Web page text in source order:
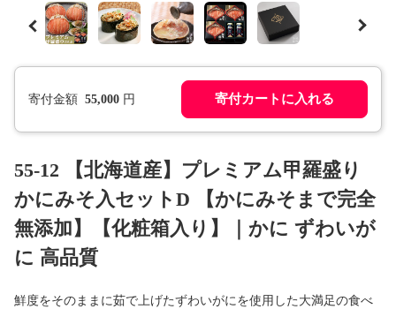
寄付金額 55,000 円 寄付カートに入れる
55-12 【北海道産】プレミアム甲羅盛り
かにみそ入セットD 【かにみそまで完全
無添加】【化粧箱入り】｜かに ずわいが
に 高品質
鮮度をそのままに茹で上げたずわいがにを使用した大満足の食べ